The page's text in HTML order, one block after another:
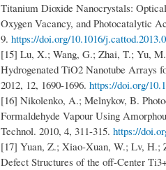
Titanium Dioxide Nanocrystals:
Oxygen Vacancy, and Photocatalytic
https://doi.org/10.1016/
[15] Lu, X.; Wang, G.; Zhai, T.; Yu,
Hydrogenated TiO2 Nanotube Arrays
https://doi.org/
[16] Nikolenko, A.; Melnykov, B.
Formaldehyde Vapour Using
Technol. 2010, 4, 311-315. https://
[17] Yuan, Z.; Xiao-Xuan, W.; Lv, H.;
Defect Structures of the off-Center